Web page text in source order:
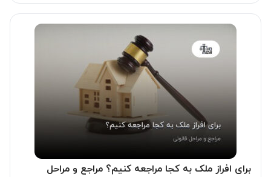
برای افراز ملک به کجا مراجعه کنیم؟ مراجع و مراحل